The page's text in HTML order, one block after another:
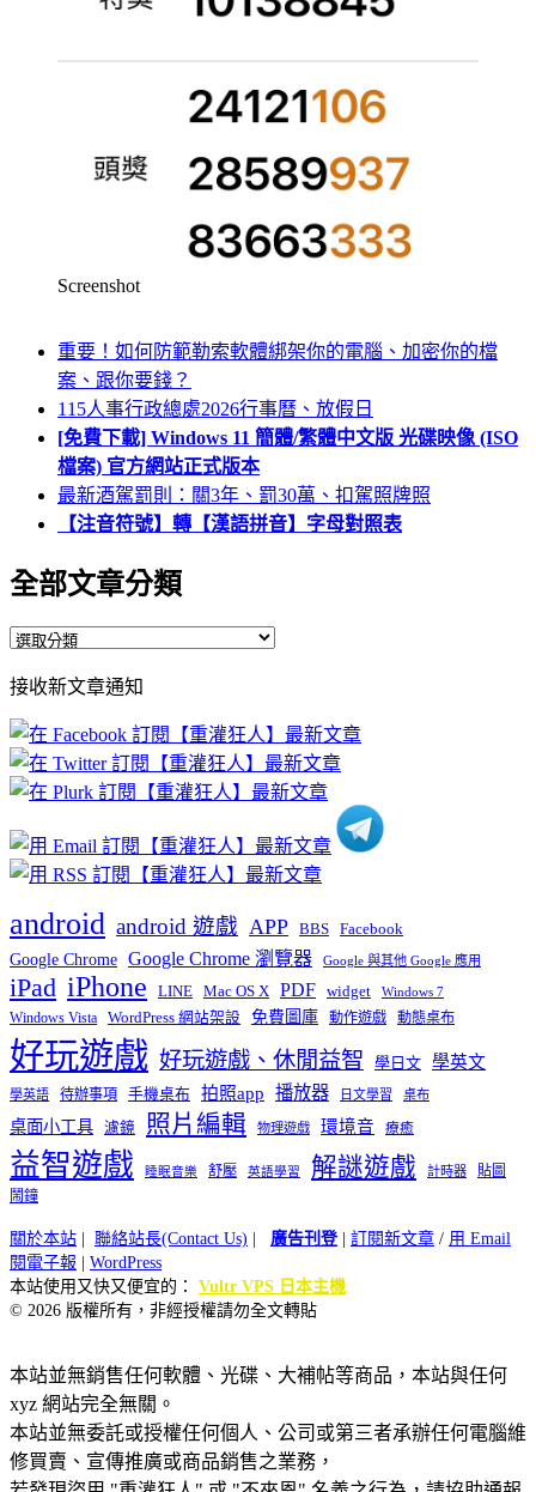
Screenshot
重要！如何防範勒索軟體綁架你的電腦、加密你的檔
案、跟你要錢？
115人事行政總處2026行事曆、放假日
[免費下載] Windows 11 簡體/繁體中文版 光碟映像 (ISO
檔案) 官方網站正式版本
最新酒駕罰則：關3年、罰30萬、扣駕照牌照
【注音符號】轉【漢語拼音】字母對照表
全部文章分類
全
文
章
分
類
接收新文章通知
android android 遊戲 APP BBS Facebook
Google Chrome Google Chrome 瀏覽器 Google 與其他 Google 應用
iPad iPhone LINE Mac OS X PDF widget Windows 7
Windows Vista WordPress 網站架設 免費圖庫 動作遊戲 動態桌布
好玩遊戲 好玩遊戲、休閒益智 學日文 學英文
學英語 待辦事項 手機桌布 拍照app 播放器 日文學習 桌布
桌面小工具 濾鏡 照片編輯 物理遊戲 環境音 療癒
益智遊戲 睡眠音樂 舒壓 英語學習 解謎遊戲 計時器
貼圖
鬧鐘
關於本站 | 聯絡站長(Contact Us) | 廣告刊登| 訂閱新文章 / 用 Email
閱電子報 | WordPress
本站使用又快又便宜的： Vultr VPS 日本主機
© 2026 版權所有，非經授權請勿全文轉貼
本站並無銷售任何軟體、光碟、大補帖等商品，本站與任何
xyz 網站完全無關。
本站並無委託或授權任何個人、公司或第三者承辦任何電腦維
修買賣、宣傳推廣或商品銷售之業務，